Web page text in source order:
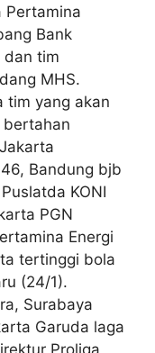
Pertamina
Bank
dan tim
MHS.
tim yang akan
bertahan
Bandung bjb
KONI
PGN
Energi
tertinggi bola
(24/1).
Surabaya
Garuda laga